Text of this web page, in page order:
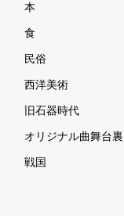
本
食
民俗
西洋美術
旧石器時代
オリジナル曲舞台裏
戦国